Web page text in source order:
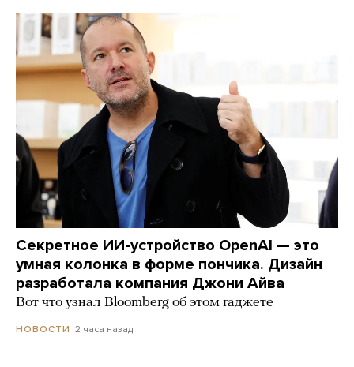
Секретное ИИ-устройство OpenAI — это
умная колонка в форме пончика. Дизайн
разработала компания Джони Айва
Вот что узнал Bloomberg об этом гаджете
НОВОСТИ 2 часа назад